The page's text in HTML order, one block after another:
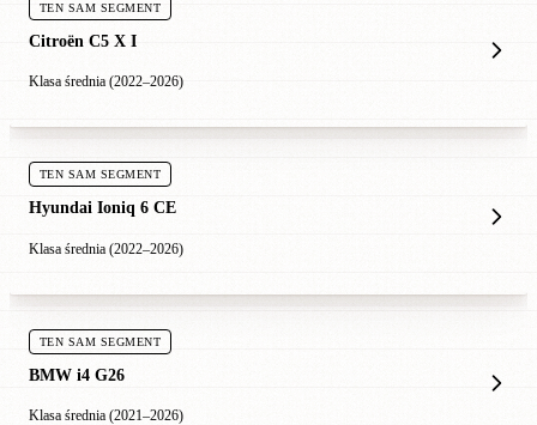
TEN SAM SEGMENT
Citroën C5 X I
Klasa średnia (2022–2026)
TEN SAM SEGMENT
Hyundai Ioniq 6 CE
Klasa średnia (2022–2026)
TEN SAM SEGMENT
BMW i4 G26
Klasa średnia (2021–2026)